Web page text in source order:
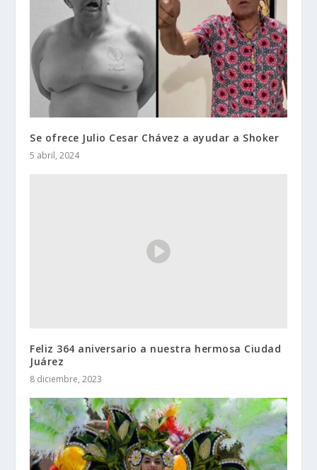
Se ofrece Julio Cesar Chávez a ayudar a Shoker
5 abril, 2024
Feliz 364 aniversario a nuestra hermosa Ciudad
Juárez
8 diciembre, 2023